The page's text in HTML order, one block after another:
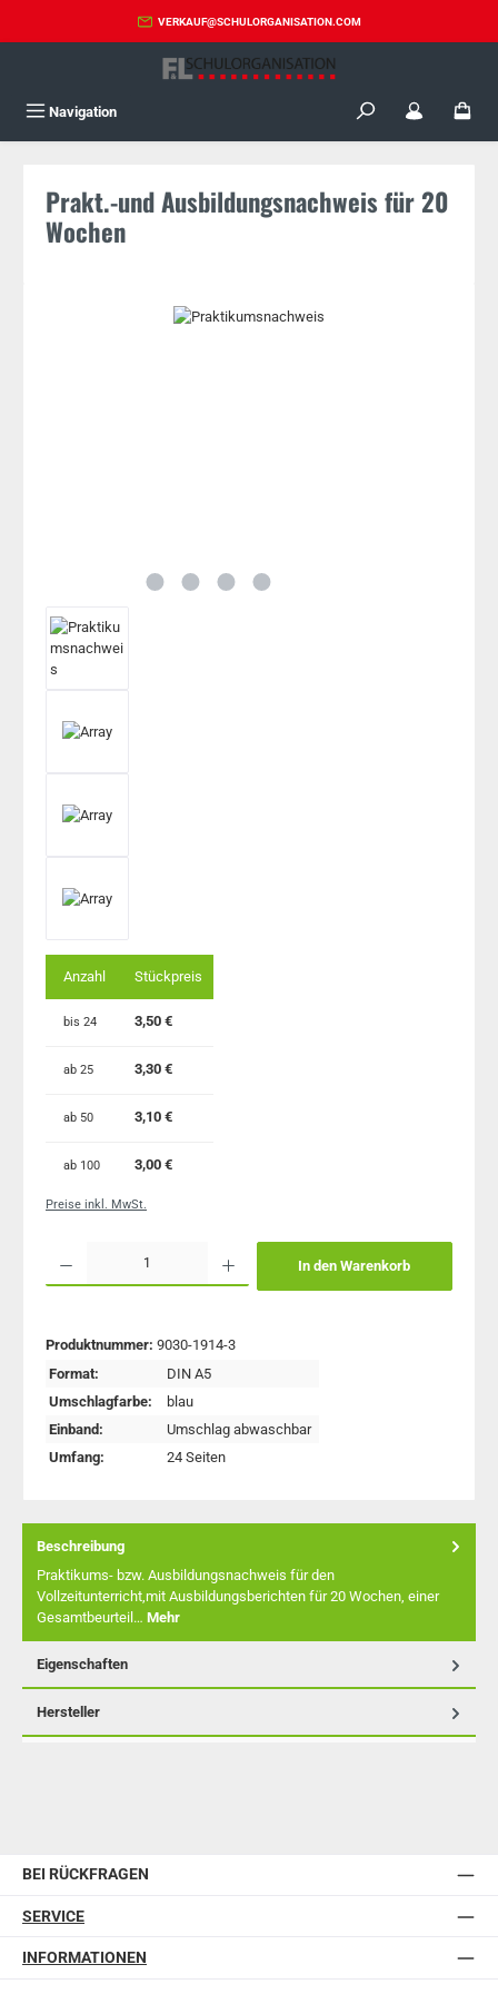
Zum Hauptinhalt springenVERKAUF@SCHULORGANISATION.COM
Navigation
Prakt.-und Ausbildungsnachweis für 20
Wochen
Bildergalerie überspringen
Anzahl Stückpreis
bis 24 3,50 €
ab 25 3,30 €
ab 50 3,10 €
ab 100 3,00 €
Preise inkl. MwSt.
In den Warenkorb
Produktnummer: 9030-1914-3
Format:
DIN A5
Umschlagfarbe:
blau
Einband:
Umschlag abwaschbar
Umfang:
24 Seiten
Beschreibung
Praktikums- bzw. Ausbildungsnachweis für den
Vollzeitunterricht,mit Ausbildungsberichten für 20 Wochen, einer
Gesamtbeurteil… Mehr
Eigenschaften
Hersteller
BEI RÜCKFRAGEN
SERVICE
INFORMATIONEN